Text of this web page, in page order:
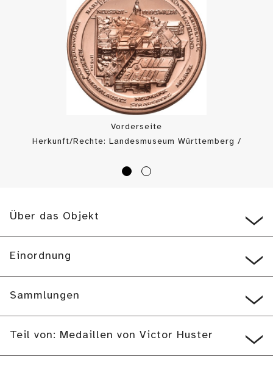
Vorderseite
Herkunft/Rechte: Landesmuseum Württemberg /
Über das Objekt
Einordnung
Sammlungen
Teil von: Medaillen von Victor Huster